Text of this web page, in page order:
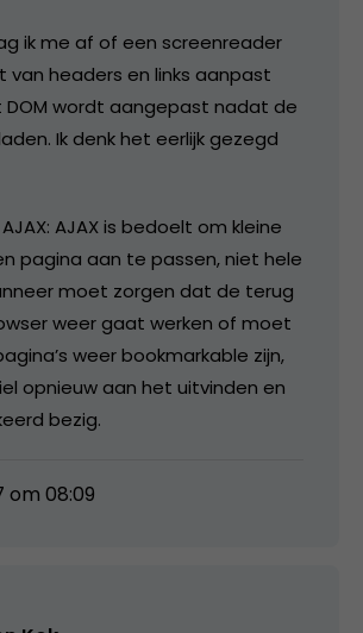
ik me af of een screenreader
van headers en links aanpast
DOM wordt aangepast nadat de
Ik denk het eerlijk gezegd
AJAX is bedoelt om kleine
pagina aan te passen, niet hele
moet zorgen dat de terug
weer gaat werken of moet
weer bookmarkable zijn,
opnieuw aan het uitvinden en
bezig.
om 08:09